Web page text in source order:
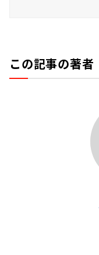
この記事の著者